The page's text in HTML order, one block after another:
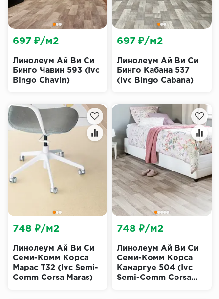
Линолеум Ай Ви Си
Бинго Чавин 593 (Ivc
Bingo Chavin)
697 ₽/м2
Линолеум Ай Ви Си
Бинго Кабана 537
(Ivc Bingo Cabana)
697 ₽/м2
Линолеум Ай Ви Си
Семи-Комм Корса
Марас T32 (Ivc Semi-
Comm Corsa Maras)
748 ₽/м2
Линолеум Ай Ви Си
Семи-Комм Корса
Камаргуе 504 (Ivc
Semi-Comm Corsa
748 ₽/м2